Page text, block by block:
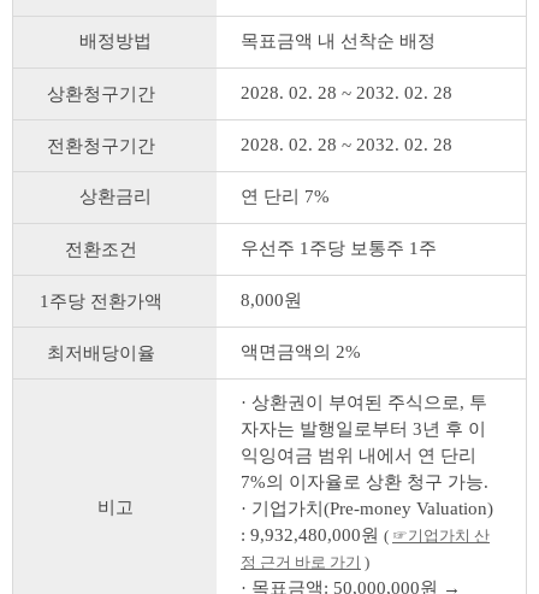
배정방법 목표금액 내 선착순 배정
상환청구기간 2028. 02. 28 ~ 2032. 02. 28
전환청구기간 2028. 02. 28 ~ 2032. 02. 28
상환금리 연 단리 7%
전환조건 우선주 1주당 보통주 1주
1주당 전환가액 8,000원
최저배당이율 액면금액의 2%
비고
· 상환권이 부여된 주식으로, 투
자자는 발행일로부터 3년 후 이
익잉여금 범위 내에서 연 단리
7%의 이자율로 상환 청구 가능.
· 기업가치(Pre-money Valuation)
: 9,932,480,000원 ( ☞기업가치 산
정 근거 바로 가기 )
· 목표금액: 50,000,000원 →